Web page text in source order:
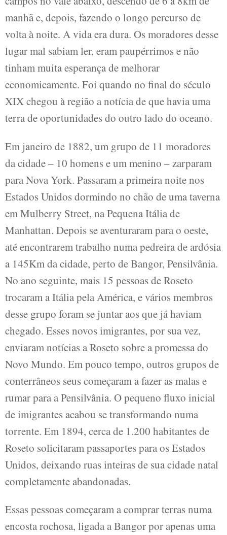
manhã e, depois, fazendo o longo percurso de
volta à noite. A vida era dura. Os moradores desse
lugar mal sabiam ler, eram paupérrimos e não
tinham muita esperança de melhorar
economicamente. Foi quando no final do século
XIX chegou à região a notícia de que havia uma
terra de oportunidades do outro lado do oceano.
Em janeiro de 1882, um grupo de 11 moradores
da cidade – 10 homens e um menino – zarparam
para Nova York. Passaram a primeira noite nos
Estados Unidos dormindo no chão de uma taverna
em Mulberry Street, na Pequena Itália de
Manhattan. Depois se aventuraram para o oeste,
até encontrarem trabalho numa pedreira de ardósia
a 145Km da cidade, perto de Bangor, Pensilvânia.
No ano seguinte, mais 15 pessoas de Roseto
trocaram a Itália pela América, e vários membros
desse grupo foram se juntar aos que já haviam
chegado. Esses novos imigrantes, por sua vez,
enviaram notícias a Roseto sobre a promessa do
Novo Mundo. Em pouco tempo, outros grupos de
conterrâneos seus começaram a fazer as malas e
rumar para a Pensilvânia. O pequeno fluxo inicial
de imigrantes acabou se transformando numa
torrente. Em 1894, cerca de 1.200 habitantes de
Roseto solicitaram passaportes para os Estados
Unidos, deixando ruas inteiras de sua cidade natal
completamente abandonadas.
Essas pessoas começaram a comprar terras numa
encosta rochosa, ligada a Bangor por apenas uma